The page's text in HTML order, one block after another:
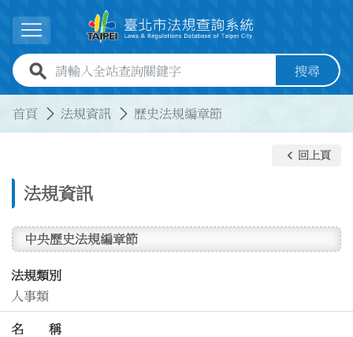
展開選單
全站查詢關鍵字欄位 搜尋
首頁 法規資訊 歷史法規編章節
法規資訊
keyboard_arrow_left 回上頁
中央歷史法規編章節
法規類別
人事類
名 稱